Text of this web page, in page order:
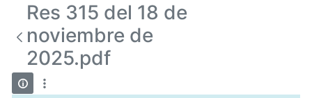
Res 315 del 18 de
noviembre de
2025.pdf